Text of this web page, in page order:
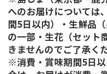
へのお届けについては
間5日以内）・生鮮品
の一部・生花（セット
きませんのでご了承く
※消費・賞味期間5日